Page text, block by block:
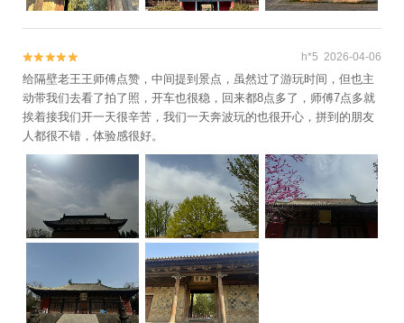

 h*5 2026-04-06
给隔壁老王王师傅点赞，中间提到景点，虽然过了游玩时间，但也主
动带我们去看了拍了照，开车也很稳，回来都8点多了，师傅7点多就
挨着接我们开一天很辛苦，我们一天奔波玩的也很开心，拼到的朋友
人都很不错，体验感很好。